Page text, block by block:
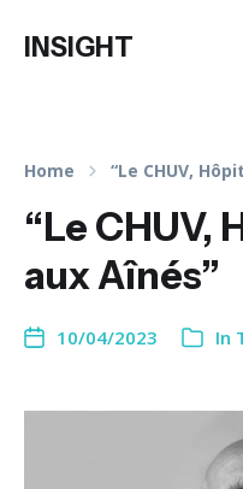
INSIGHT
Home “Le CHUV,
“Le CHUV,
aux Aînés”
10/04/2023 In